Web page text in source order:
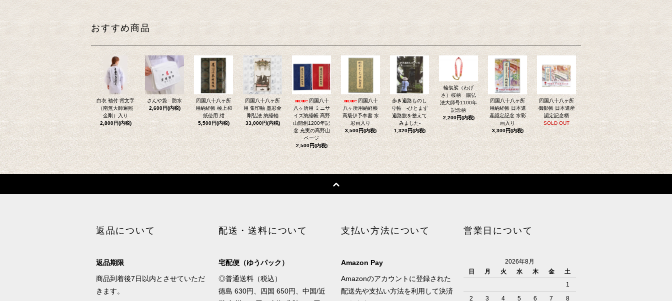
おすすめ商品
白衣 袖付 背文字
（南無大師遍照
金剛）入り
2,800円(内税)
さんや袋 防水
2,600円(内税)
四国八十八ヶ所
用納経帳 極上和
紙使用 紺
5,500円(内税)
四国八十八ヶ所
用 集印軸 墨彩金
剛弘法 納経軸
33,000円(内税)
四国八十
八ヶ所用 ミニサ
イズ納経帳 高野
山開創1200年記
念 充実の高野山
ページ
2,500円(内税)
四国八十
八ヶ所用納経帳
高級伊予奉書 水
彩画入り
3,500円(内税)
歩き遍路ものし
り帖 -ひとまず
遍路旅を整えて
みました-
1,320円(内税)
輪袈裟（わげ
さ）桜柄 賜弘
法大師号1100年
記念柄
2,200円(内税)
四国八十八ヶ所
用納経帳 日本遺
産認定記念 水彩
画入り
3,300円(内税)
四国八十八ヶ所
御影帳 日本遺産
認定記念柄
SOLD OUT
返品について
返品期限
商品到着後7日以内とさせていただ
きます。
配送・送料について
宅配便（ゆうパック）
◎普通送料（税込）
徳島 630円、四国 650円、中国/近
支払い方法について
Amazon Pay
Amazonのアカウントに登録された
配送先や支払い方法を利用して決済
営業日について
2026年8月
日
月 火 水 木 金
土
1
2
3 4 5 6 7 8